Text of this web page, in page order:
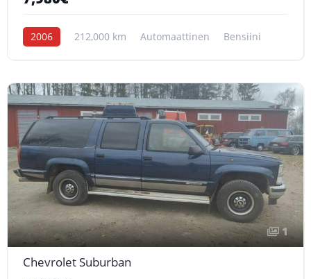
2006 212,000 km Automaattinen Bensiini
1
Chevrolet Suburban